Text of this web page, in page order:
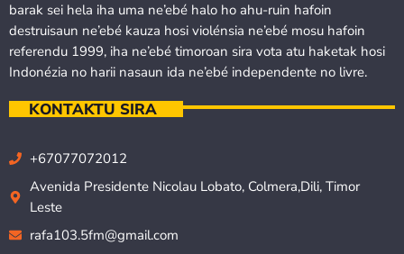
barak sei hela iha uma ne’ebé halo ho ahu-ruin hafoin
destruisaun ne’ebé kauza hosi violénsia ne’ebé mosu hafoin
referendu 1999, iha ne’ebé timoroan sira vota atu haketak hosi
Indonézia no harii nasaun ida ne’ebé independente no livre.
KONTAKTU SIRA
+67077072012
Avenida Presidente Nicolau Lobato, Colmera,Dili, Timor
Leste
rafa103.5fm@gmail.com